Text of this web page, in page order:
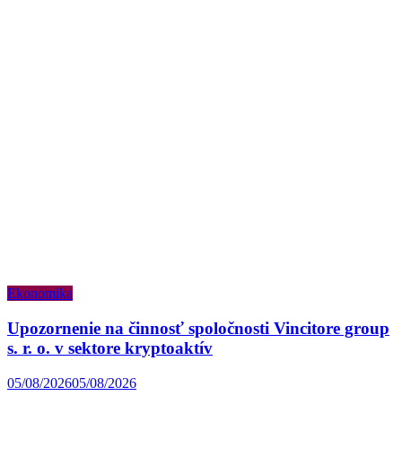
Ekonomika
Upozornenie na činnosť spoločnosti Vincitore group
s. r. o. v sektore kryptoaktív
05/08/202605/08/2026